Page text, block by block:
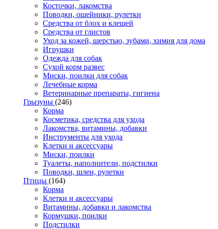
Косточки, лакомства
Поводки, ошейники, рулетки
Средства от блох и клещей
Средства от глистов
Уход за кожей, шерстью, зубами, химия для дома
Игрушки
Одежда для собак
Сухой корм развес
Миски, поилки для собак
Лечебные корма
Ветеринарные препараты, гигиена
Грызуны (246)
Корма
Косметика, средства для ухода
Лакомства, витамины, добавки
Инструменты для ухода
Клетки и аксессуары
Миски, поилки
Туалеты, наполнители, подстилки
Поводки, шлеи, рулетки
Птицы (164)
Корма
Клетки и аксессуары
Витамины, добавки и лакомства
Кормушки, поилки
Подстилки